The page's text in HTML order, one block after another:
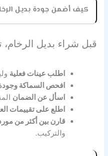
كيف أضمن جودة بديل
قبل شراء بديل الرخام،
اطلب عينات فعلية
افحص السماكة
اسأل عن الضمان
اطلع على تقييمات
قارن بين أكثر من
والتركيب.